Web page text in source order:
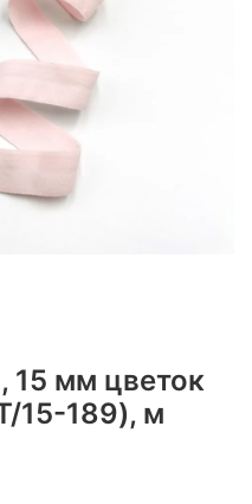
15 мм цветок
15-189), м